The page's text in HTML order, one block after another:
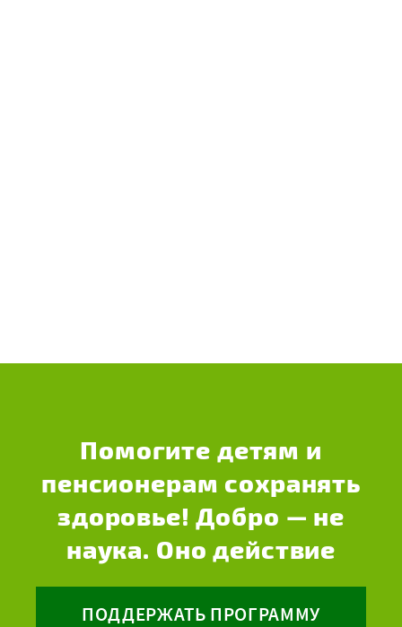
Помогите детям и
пенсионерам сохранять
здоровье! Добро — не
наука. Оно действие
ПОДДЕРЖАТЬ ПРОГРАММУ